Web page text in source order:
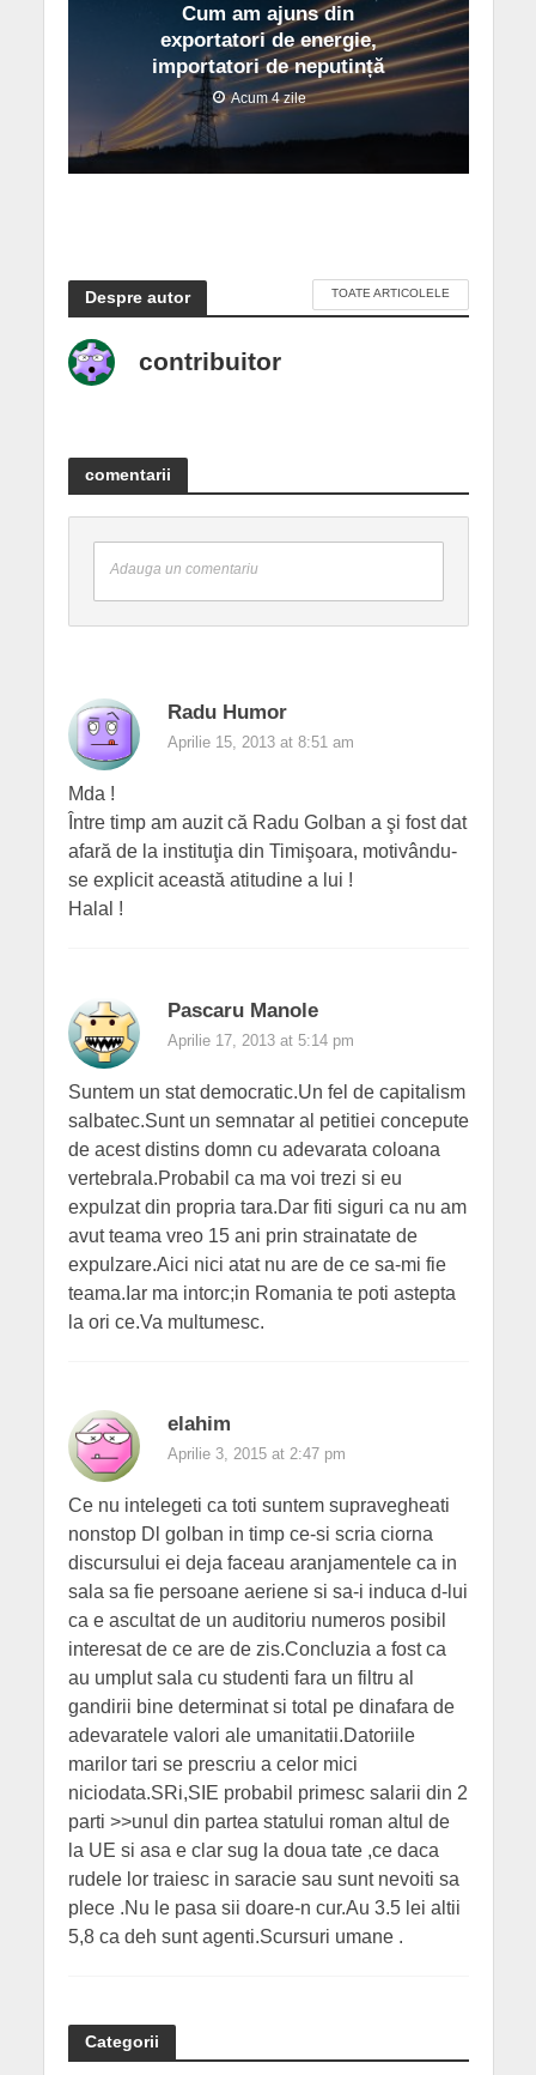
Cum am ajuns din
exportatori de energie,
importatori de neputință
Acum 4 zile
Despre autor TOATE ARTICOLELE
contribuitor
comentarii
Adauga un comentariu
Radu Humor
Aprilie 15, 2013 at 8:51 am
Mda !
Între timp am auzit că Radu Golban a şi fost dat
afară de la instituţia din Timişoara, motivându-
se explicit această atitudine a lui !
Halal !
Pascaru Manole
Aprilie 17, 2013 at 5:14 pm
Suntem un stat democratic.Un fel de capitalism
salbatec.Sunt un semnatar al petitiei concepute
de acest distins domn cu adevarata coloana
vertebrala.Probabil ca ma voi trezi si eu
expulzat din propria tara.Dar fiti siguri ca nu am
avut teama vreo 15 ani prin strainatate de
expulzare.Aici nici atat nu are de ce sa-mi fie
teama.Iar ma intorc;in Romania te poti astepta
la ori ce.Va multumesc.
elahim
Aprilie 3, 2015 at 2:47 pm
Ce nu intelegeti ca toti suntem supravegheati
nonstop Dl golban in timp ce-si scria ciorna
discursului ei deja faceau aranjamentele ca in
sala sa fie persoane aeriene si sa-i induca d-lui
ca e ascultat de un auditoriu numeros posibil
interesat de ce are de zis.Concluzia a fost ca
au umplut sala cu studenti fara un filtru al
gandirii bine determinat si total pe dinafara de
adevaratele valori ale umanitatii.Datoriile
marilor tari se prescriu a celor mici
niciodata.SRi,SIE probabil primesc salarii din 2
parti >>unul din partea statului roman altul de
la UE si asa e clar sug la doua tate ,ce daca
rudele lor traiesc in saracie sau sunt nevoiti sa
plece .Nu le pasa sii doare-n cur.Au 3.5 lei altii
5,8 ca deh sunt agenti.Scursuri umane .
Categorii